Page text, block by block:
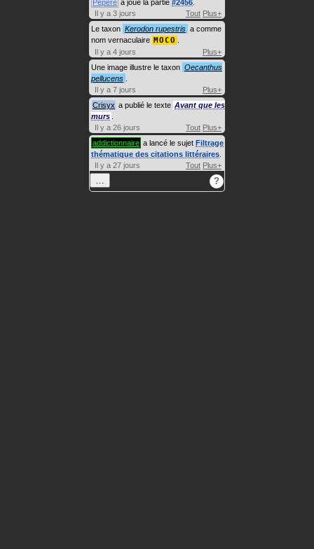
Pépère a joué la partie #2456
Il y a 3 jours
Tout Plus+
Le taxon Kerodon rupestris a comme
nom vernaculaire MOCO
Il y a 4 jours
Plus+
Une image illustre le taxon Oecanthus
pellucens
Il y a 7 jours
Plus+
Crisyx a publié le texte Avant que les
murs
Il y a 26 jours
Tout Plus+
addictionnaire a lancé le sujet Filtrage
thématique des citations littéraires
Il y a 27 jours
Tout Plus+
… ?